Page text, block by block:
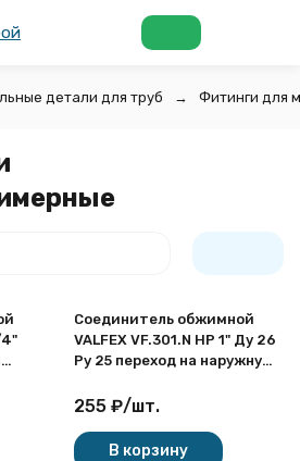
детали для труб Фитинги для
4"
Соединитель обжимной
VALFEX VF.301.N НР 1" Ду 26
Ру 25 переход на наружную
латунный
255 ₽/шт.
В корзину